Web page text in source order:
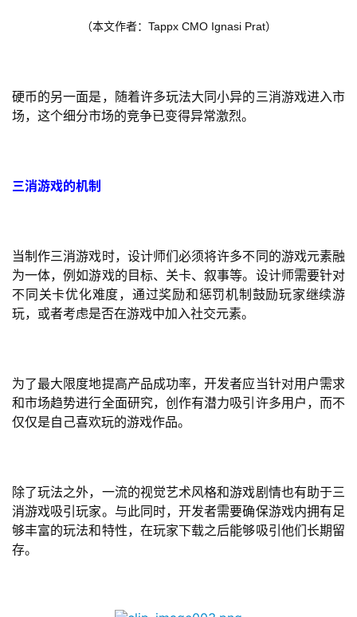
（本文作者：Tappx CMO Ignasi Prat）
硬币的另一面是，随着许多玩法大同小异的三消游戏进入市
场，这个细分市场的竞争已变得异常激烈。
三消游戏的机制
当制作三消游戏时，设计师们必须将许多不同的游戏元素融
为一体，例如游戏的目标、关卡、叙事等。设计师需要针对
不同关卡优化难度，通过奖励和惩罚机制鼓励玩家继续游
玩，或者考虑是否在游戏中加入社交元素。
为了最大限度地提高产品成功率，开发者应当针对用户需求
和市场趋势进行全面研究，创作有潜力吸引许多用户，而不
仅仅是自己喜欢玩的游戏作品。
除了玩法之外，一流的视觉艺术风格和游戏剧情也有助于三
消游戏吸引玩家。与此同时，开发者需要确保游戏内拥有足
够丰富的玩法和特性，在玩家下载之后能够吸引他们长期留
存。